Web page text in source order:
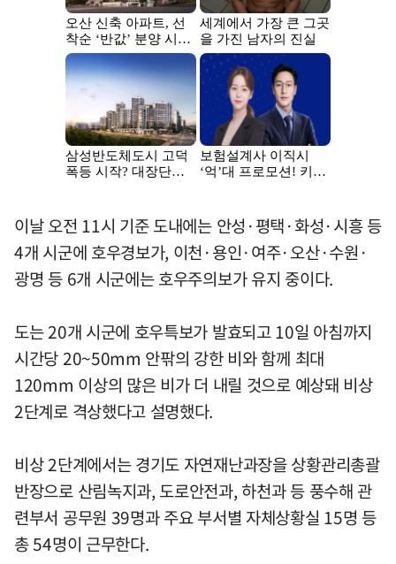
이날 오전 11시 기준 도내에는 안성·평택·화성·시흥 등
4개 시군에 호우경보가, 이천·용인·여주·오산·수원·
광명 등 6개 시군에는 호우주의보가 유지 중이다.
도는 20개 시군에 호우특보가 발효되고 10일 아침까지
시간당 20~50mm 안팎의 강한 비와 함께 최대
120mm 이상의 많은 비가 더 내릴 것으로 예상돼 비상
2단계로 격상했다고 설명했다.
비상 2단계에서는 경기도 자연재난과장을 상황관리총괄
반장으로 산림녹지과, 도로안전과, 하천과 등 풍수해 관
련부서 공무원 39명과 주요 부서별 자체상황실 15명 등
총 54명이 근무한다.